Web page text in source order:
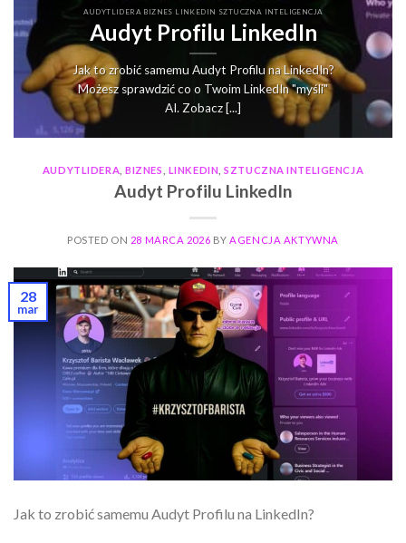
AUDYTLIDERA BIZNES LINKEDIN SZTUCZNA INTELIGENCJA
Audyt Profilu LinkedIn
Jak to zrobić samemu Audyt Profilu na LinkedIn?
Możesz sprawdzić co o Twoim LinkedIn "myśli"
AI. Zobacz [...]
AUDYTLIDERA ,BIZNES LINKEDIN ,SZTUCZNA INTELIGENCJA
Audyt Profilu LinkedIn
POSTED ON 28 MARCA 2026 BY AGENCJA AKTYWNA
28
mar
Jak to zrobić samemu Audyt Profilu na LinkedIn?